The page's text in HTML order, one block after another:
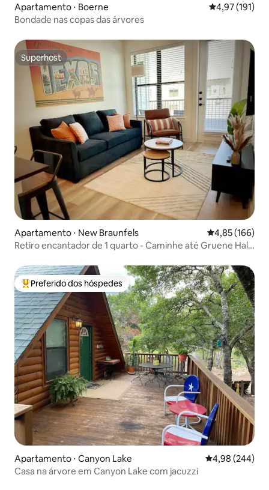
Apartamento ⋅ Boerne 4,97 de uma
4,97 (191)
Bondade nas copas das árvores
Superhost
Superhost
Apartamento ⋅ New Braunfels 4,85 de uma
4,85 (166)
Retiro encantador de 1 quarto - Caminhe até Gruene Hall,
Entre os melhores preferidos dos hóspedes
Preferido dos hóspedes
Apartamento ⋅ Canyon Lake 4,98 de uma
4,98 (244)
Casa na árvore em Canyon Lake com jacuzzi